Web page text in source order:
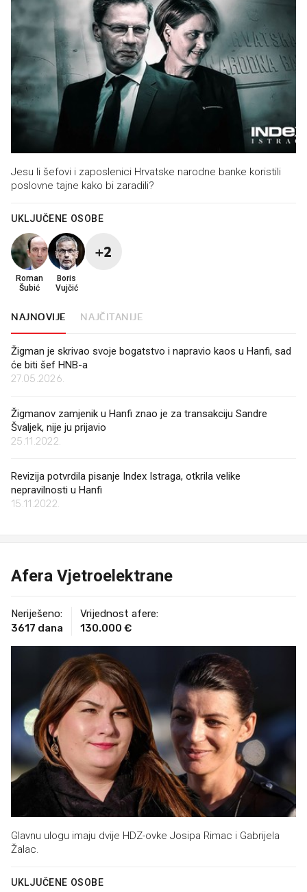
Jesu li šefovi i zaposlenici Hrvatske narodne banke koristili
poslovne tajne kako bi zaradili?
UKLJUČENE OSOBE
Roman
Šubić
Boris
Vujčić
+2
NAJNOVIJE NAJČITANIJE
Žigman je skrivao svoje bogatstvo i napravio kaos u Hanfi, sad
će biti šef HNB-a
27.05.2026.
Žigmanov zamjenik u Hanfi znao je za transakciju Sandre
Švaljek, nije ju prijavio
25.11.2022.
Revizija potvrdila pisanje Index Istraga, otkrila velike
nepravilnosti u Hanfi
15.11.2022.
Afera Vjetroelektrane
Neriješeno:
3617 dana
Vrijednost afere:
130.000 €
Glavnu ulogu imaju dvije HDZ-ovke Josipa Rimac i Gabrijela
Žalac.
UKLJUČENE OSOBE